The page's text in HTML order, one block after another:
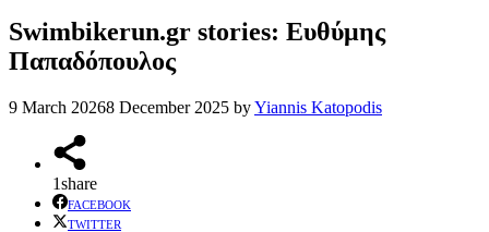
Swimbikerun.gr stories: Ευθύμης
Παπαδόπουλος
9 March 20268 December 2025 byYiannis Katopodis
1share
FACEBOOK
TWITTER